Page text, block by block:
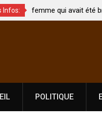
Infos:
Coopération: Le
Abidjan pour la
POLITIQUE